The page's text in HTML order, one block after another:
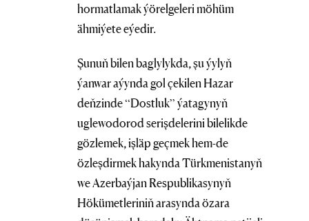
hormatlamak ýörelgeleri möhüm
ähmiýete eýedir.
Şunuň bilen baglylykda, şu ýylyň
ýanwar aýynda gol çekilen Hazar
deňzinde “Dostluk” ýatagynyň
uglewodorod serişdelerini bilelikde
gözlemek, işläp geçmek hem-de
özleşdirmek hakynda Türkmenistanyň
we Azerbaýjan Respublikasynyň
Hökümetleriniň arasynda özara